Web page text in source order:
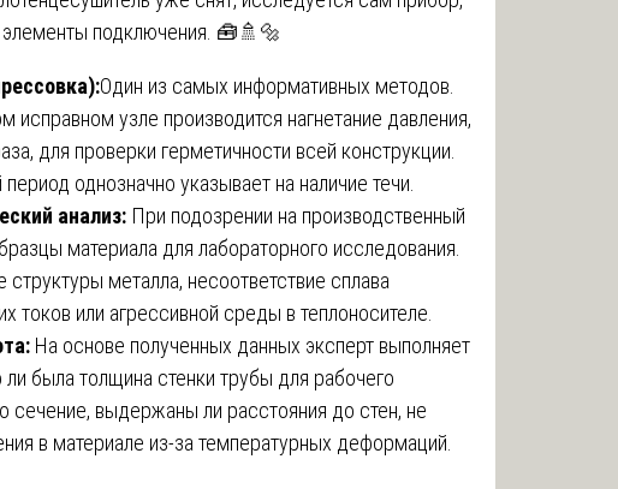
подключения. 🧰🚿🔩
Один из самых информативных методов.
исправном узле производится нагнетание давления,
для проверки герметичности всей конструкции.
однозначно указывает на наличие течи.
анализ: При подозрении на производственный
материала для лабораторного исследования.
металла, несоответствие сплава
токов или агрессивной среды в теплоносителе.
На основе полученных данных эксперт выполняет
была толщина стенки трубы для рабочего
сечение, выдержаны ли расстояния до стен, не
в материале из-за температурных деформаций.